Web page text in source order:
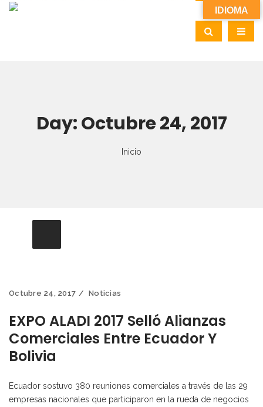
Day:Octubre 24, 2017
Inicio
Octubre 24, 2017 Noticias
EXPO ALADI 2017 Selló Alianzas
Comerciales Entre Ecuador Y
Bolivia
Ecuador sostuvo 380 reuniones comerciales a través de las 29
empresas nacionales que participaron en la rueda de negocios
IDIOMA